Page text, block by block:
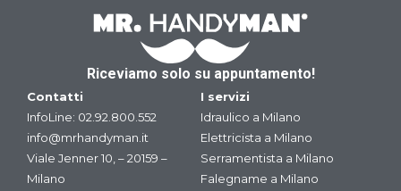
Riceviamo solo su appuntamento!
Contatti
InfoLine: 02.92.800.552
info@mrhandyman.it
Viale Jenner 10, – 20159 –
Milano
I servizi
Idraulico a Milano
Elettricista a Milano
Serramentista a Milano
Falegname a Milano